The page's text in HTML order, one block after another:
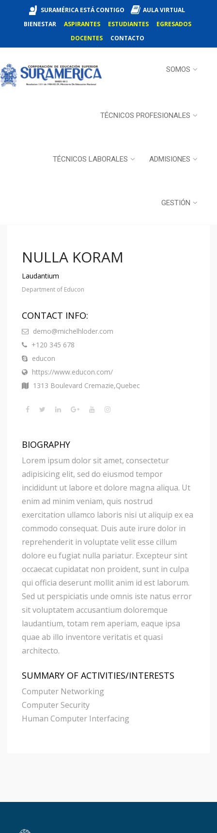
SURAMÉRICA ESTÁ CONTIGO
AULA VIRTUAL
BIENESTAR
ASPIRANTES ESTUDIANTES
EGRESADOS
DOCENTES
CONTACTO
SOMOS
TÉCNICOS PROFESIONALES
TÉCNICOS LABORALES ADMISIONES
GESTIÓN
NULLA KORAM
Laudantium
Department of Educon
CONTACT INFO:
demo@michelhloder.com
+120 345 678
educon
https://www.educon.com/
1313 Boulevard Cremazie,Quebec
BIOGRAPHY
Lorem ipsum dolor sit amet, consectetur
adipisicing elit, sed do eiusmod tempor
incididunt ut labore et dolore magna aliqua. Ut
enim ad minim veniam, quis nostrud
exercitation ullamco laboris nisi ut aliquip ex ea
commodo consequat. Duis aute irure dolor in
reprehenderit in voluptate velit esse cillum
dolore eu fugiat nulla pariatur. Excepteur sint
occaecat cupidatat non proident, sunt in culpa
qui officia deserunt mollit anim id est laborum.
Sed ut perspiciatis unde omnis iste natus error
sit voluptatem accusantium doloremque
laudantium, totam rem aperiam, eaque ipsa
quae ab illo inventore veritatis et quasi
architecto.
SUMMARY OF ACTIVITIES/INTERESTS
Computer Networking
Computer Security
Human Computer Interfacing